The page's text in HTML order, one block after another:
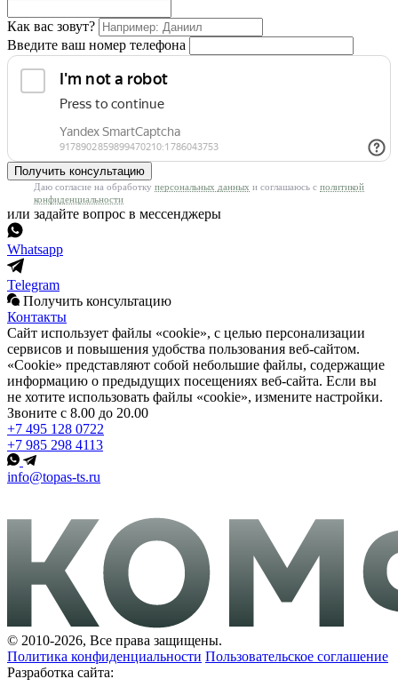
Как вас зовут?
Введите ваш номер телефона
Получить консультацию
Даю согласие на обработку персональных данных и соглашаюсь с политикой
конфиденциальности
или задайте вопрос в мессенджеры
Whatsapp
Telegram
Получить консультацию
Контакты
Сайт использует файлы «cookie», с целью персонализации
сервисов и повышения удобства пользования веб-сайтом.
«Cookie» представляют собой небольшие файлы, содержащие
информацию о предыдущих посещениях веб-сайта. Если вы
не хотите использовать файлы «cookie», измените настройки.
Звоните с 8.00 до 20.00
+7 495 128 0722
+7 985 298 4113
info@topas-ts.ru
© 2010-2026, Все права защищены.
Политика конфиденциальности Пользовательское соглашение
Разработка сайта: